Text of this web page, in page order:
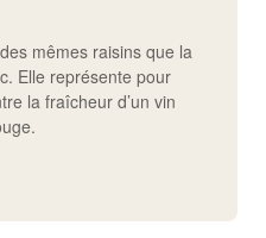
mêmes raisins que la
Elle représente pour
la fraîcheur d’un vin